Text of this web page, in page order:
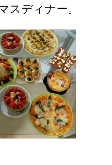
スディナー。